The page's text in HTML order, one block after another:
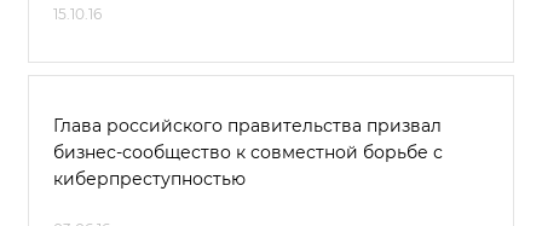
15.10.16
Глава российского правительства призвал
бизнес-сообщество к совместной борьбе с
киберпреступностью